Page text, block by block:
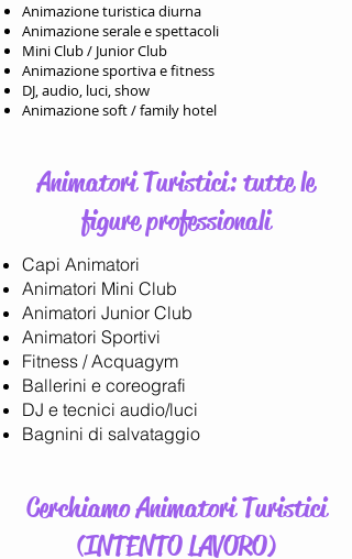
Animazione turistica diurna
Animazione serale e spettacoli
Mini Club / Junior Club
Animazione sportiva e fitness
DJ, audio, luci, show
Animazione soft / family hotel
Animatori Turistici: tutte le
figure professionali
Capi Animatori
Animatori Mini Club
Animatori Junior Club
Animatori Sportivi
Fitness / Acquagym
Ballerini e coreografi
DJ e tecnici audio/luci
Bagnini di salvataggio
Cerchiamo Animatori Turistici
(INTENTO LAVORO)